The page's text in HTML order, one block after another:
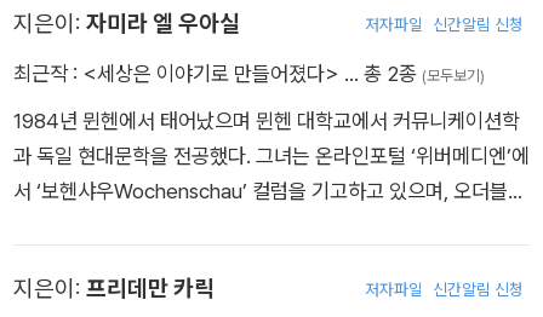
지은이: 자미라 엘 우아실 저자파일 신간알림 신청
최근작 : <세상은 이야기로 만들어졌다> … 총 2종 (모두보기)
1984년 뮌헨에서 태어났으며 뮌헨 대학교에서 커뮤니케이션학
과 독일 현대문학을 전공했다. 그녀는 온라인포털 ‘위버메디엔’에
서 ‘보헨샤우Wochenschau’ 컬럼을 기고하고 있으며, 오더블A
2020년부터는 〈슈피겔〉 지의 온라인 컬럼 ‘간츠 마이너 마이눙G
지은이: 프리데만 카릭 저자파일 신간알림 신청